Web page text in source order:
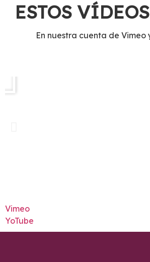
ESTOS
En nuestra cuenta de Vimeo
Vimeo
YoTube